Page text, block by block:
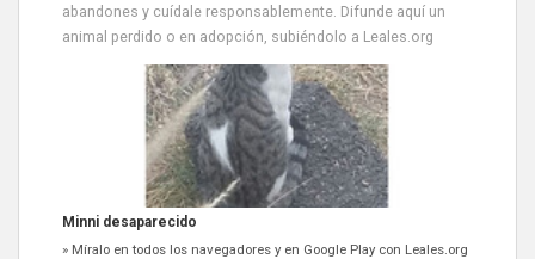
abandones y cuídale responsablemente. Difunde aquí un
animal perdido o en adopción, subiéndolo a Leales.org
Siami Perdida
Se llama Siami,es hembra de 4 años,esterilizada con marca de